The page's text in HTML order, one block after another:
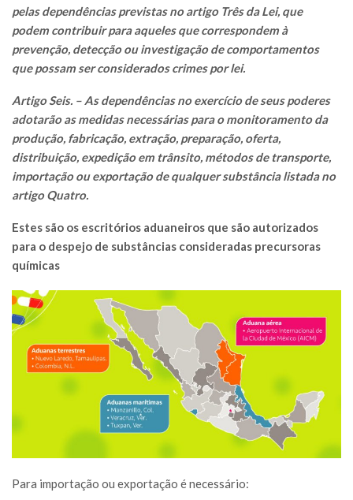
pelas dependências previstas no artigo Três da Lei, que
podem contribuir para aqueles que correspondem à
prevenção, detecção ou investigação de comportamentos
que possam ser considerados crimes por lei.
Artigo Seis. – As dependências no exercício de seus poderes
adotarão as medidas necessárias para o monitoramento da
produção, fabricação, extração, preparação, oferta,
distribuição, expedição em trânsito, métodos de transporte,
importação ou exportação de qualquer substância listada no
artigo Quatro.
Estes são os escritórios aduaneiros que são autorizados
para o despejo de substâncias consideradas precursoras
químicas
Para importação ou exportação é necessário: